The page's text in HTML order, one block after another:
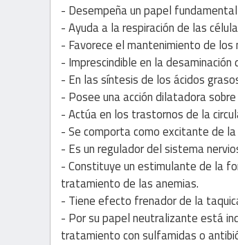
- Desempeña un papel
- Ayuda a la respiración de las
- Favorece el mantenimiento de
- Imprescindible en la desaminación
- En las síntesis de los ácidos
- Posee una acción dilatadora
- Actúa en los trastornos de la
- Se comporta como excitante de
- Es un regulador del sistema
- Constituye un estimulante de la
tratamiento de las anemias.
- Tiene efecto frenador de la
- Por su papel neutralizante está
tratamiento con sulfamidas o